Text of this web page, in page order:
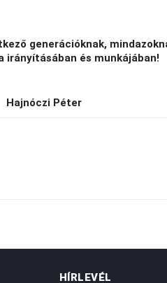
generációknak,
irányításában és munkájában!
Hajnóczi Péter
HÍRLEVÉL